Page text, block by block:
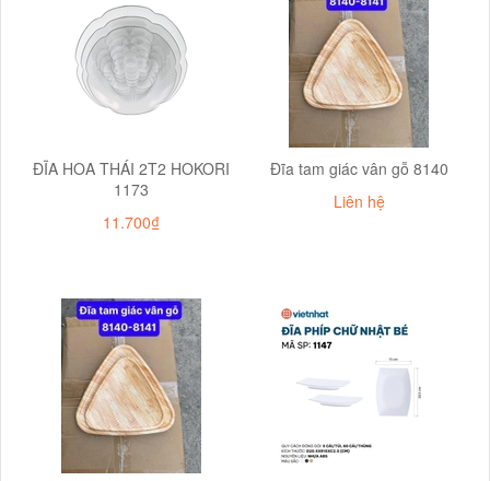
ĐĨA HOA THÁI 2T2 HOKORI
1173
11.700₫
Đĩa tam giác vân gỗ 8140
Liên hệ